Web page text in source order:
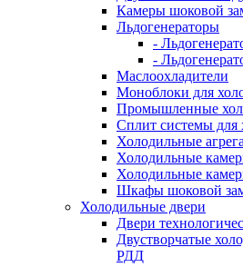
Камеры шоковой
Льдогенераторы
-
-
Маслоохладители
Моноблоки для
Промышленные
Сплит системы для
Холодильные
Холодильные
Холодильные
Шкафы шоковой
Холодильные двери
Двери
Двустворчатые
РДД